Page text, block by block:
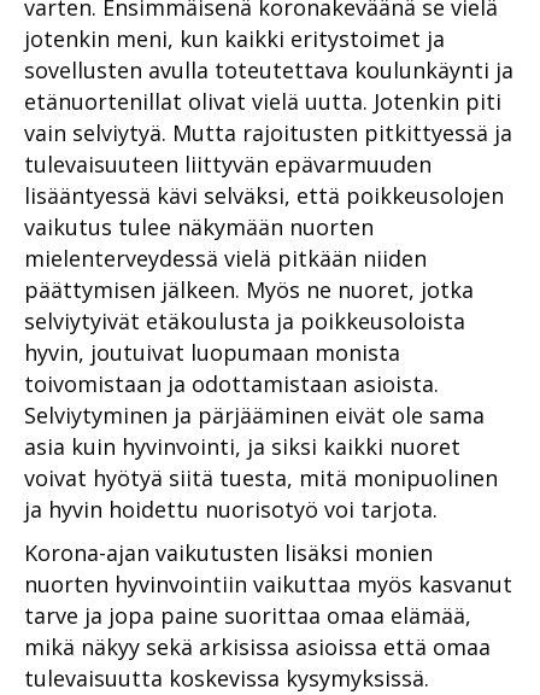
varten. Ensimmäisenä koronakeväänä se vielä
jotenkin meni, kun kaikki eritystoimet ja
sovellusten avulla toteutettava koulunkäynti ja
etänuortenillat olivat vielä uutta. Jotenkin piti
vain selviytyä. Mutta rajoitusten pitkittyessä ja
tulevaisuuteen liittyvän epävarmuuden
lisääntyessä kävi selväksi, että poikkeusolojen
vaikutus tulee näkymään nuorten
mielenterveydessä vielä pitkään niiden
päättymisen jälkeen. Myös ne nuoret, jotka
selviytyivät etäkoulusta ja poikkeusoloista
hyvin, joutuivat luopumaan monista
toivomistaan ja odottamistaan asioista.
Selviytyminen ja pärjääminen eivät ole sama
asia kuin hyvinvointi, ja siksi kaikki nuoret
voivat hyötyä siitä tuesta, mitä monipuolinen
ja hyvin hoidettu nuorisotyö voi tarjota.
Korona-ajan vaikutusten lisäksi monien
nuorten hyvinvointiin vaikuttaa myös kasvanut
tarve ja jopa paine suorittaa omaa elämää,
mikä näkyy sekä arkisissa asioissa että omaa
tulevaisuutta koskevissa kysymyksissä.